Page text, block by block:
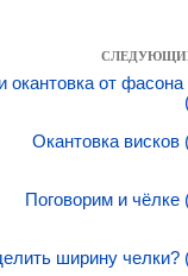
СЛЕДУЮЩИЕ
окантовка от фасона
Окантовка висков
Поговорим и чёлке
ширину челки?